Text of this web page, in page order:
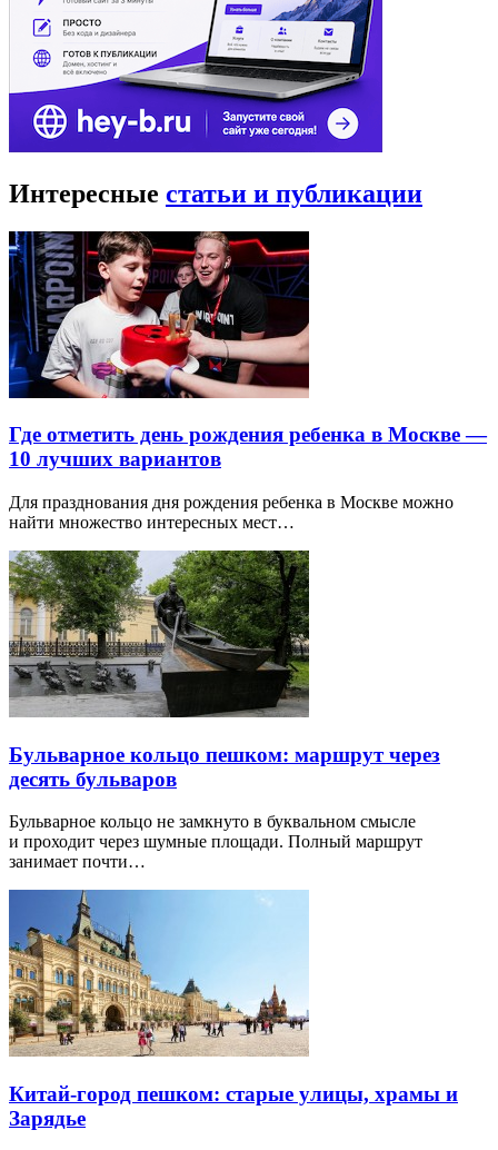
Интересные статьи и публикации
Где отметить день рождения ребенка в Москве —
10 лучших вариантов
Для празднования дня рождения ребенка в Москве можно
найти множество интересных мест…
Бульварное кольцо пешком: маршрут через
десять бульваров
Бульварное кольцо не замкнуто в буквальном смысле
и проходит через шумные площади. Полный маршрут
занимает почти…
Китай-город пешком: старые улицы, храмы и
Зарядье